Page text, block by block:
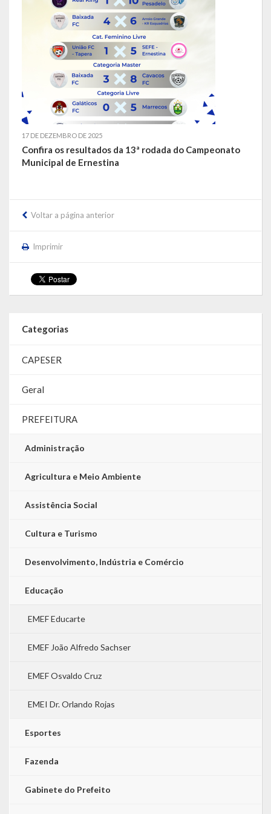
LEIS ORDINÁRIAS
LEIS COMPLEMENTARES
DECRETOS
Publicações
Conselhos Municipais
Regulamentos
Planos
PPA – Plano Plurianual
LDO – Lei de Diretrizes Orçamentárias
Acesso à Informação
Transparência
17 DE DEZEMBRO DE 2025
Confira os resultados da 13ª rodada do Campeonato
Municipal de Ernestina
Voltar a página anterior
Imprimir
Categorias
CAPESER
Geral
PREFEITURA
Administração
Agricultura e Meio Ambiente
Assistência Social
Cultura e Turismo
Desenvolvimento, Indústria e Comércio
Educação
EMEF Educarte
EMEF João Alfredo Sachser
EMEF Osvaldo Cruz
EMEI Dr. Orlando Rojas
Esportes
Fazenda
Gabinete do Prefeito